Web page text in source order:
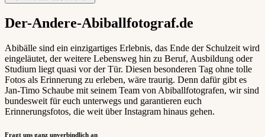
Der-Andere-Abiballfotograf.de
Abibälle sind ein einzigartiges Erlebnis, das Ende der Schulzeit wird
eingeläutet, der weitere Lebensweg hin zu Beruf, Ausbildung oder
Studium liegt quasi vor der Tür. Diesen besonderen Tag ohne tolle
Fotos als Erinnerung zu erleben, wäre traurig. Denn dafür gibt es
Jan-Timo Schaube mit seinem Team von Abiballfotografen, wir sind
bundesweit für euch unterwegs und garantieren euch
Erinnerungsfotos, die weit über Instagram hinaus gehen.
Fragt uns ganz unverbindlich an